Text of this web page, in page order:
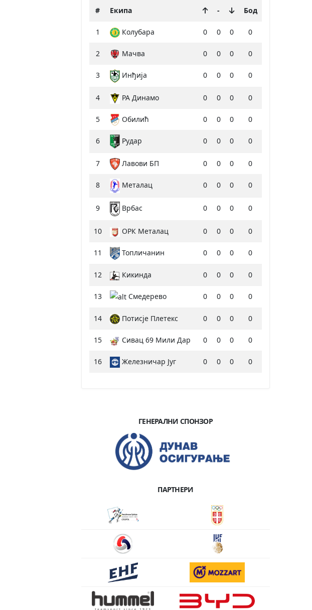
# Екипа - Бод
1 Колубара 0 0 0 0
2 Мачва 0 0 0 0
3 Инђија 0 0 0 0
4 РА Динамо 0 0 0 0
5 Обилић 0 0 0 0
6 Рудар 0 0 0 0
7 Лавови БП 0 0 0 0
8 Металац 0 0 0 0
9 Врбас 0 0 0 0
10 ОРК Металац 0 0 0 0
11 Топличанин 0 0 0 0
12 Кикинда 0 0 0 0
13 Смедерево 0 0 0 0
14 Потисје Плетекс 0 0 0 0
15 Сивац 69 Мили Дар 0 0 0 0
16 Железничар Југ 0 0 0 0
ГЕНЕРАЛНИ СПОНЗОР
ПАРТНЕРИ